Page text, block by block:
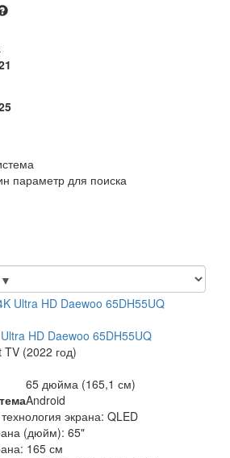
параметр для поиска
HD Daewoo 65DH55UQ
(2022 год)
65 дюйма (165,1 см)
Android
экрана: QLED
(дюйм): 65"
165 см